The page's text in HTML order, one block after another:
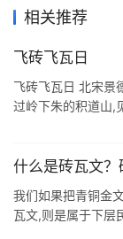
相关推荐
飞砖飞瓦日
飞砖飞瓦日 北宋景
过岭下朱的积道山,
什么是砖瓦文
我们如果把青铜金
瓦文,则是属于下层